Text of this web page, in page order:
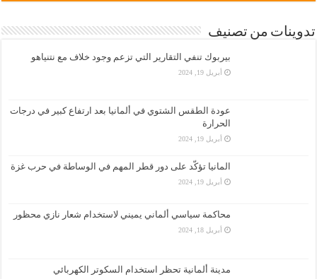
تدوينات من تصنيف
بيربوك تنفي التقارير التي تزعم وجود خلاف مع نتنياهو
أبريل 19, 2024
عودة الطقس الشتوي في ألمانيا بعد ارتفاع كبير في درجات
الحرارة
أبريل 19, 2024
المانيا تؤكّد على دور قطر المهم في الوساطة في حرب غزة
أبريل 19, 2024
محاكمة سياسي ألماني يميني لاستخدام شعار نازي محظور
أبريل 18, 2024
مدينة ألمانية تحظر استخدام السكوتر الكهربائي